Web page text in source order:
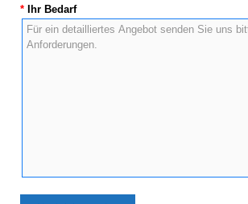
* Ihr Bedarf